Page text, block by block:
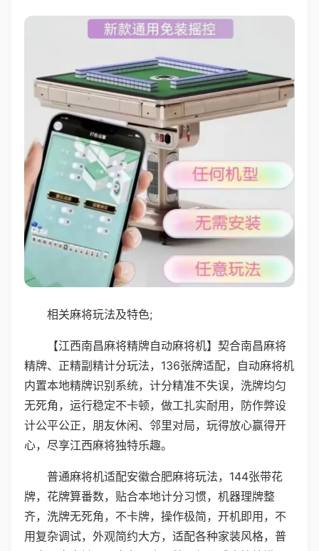
相关麻将玩法及特色;
【江西南昌麻将精牌自动麻将机】契合南昌麻将
精牌、正精副精计分玩法，136张牌适配，自动麻将机
内置本地精牌识别系统，计分精准不失误，洗牌均匀
无死角，运行稳定不卡顿，做工扎实耐用，防作弊设
计公平公正，朋友休闲、邻里对局，玩得放心赢得开
心，尽享江西麻将独特乐趣。
普通麻将机适配安徽合肥麻将玩法，144张带花
牌，花牌算番数，贴合本地计分习惯，机器理牌整
齐，洗牌无死角，不卡牌，操作极简，开机即用，不
用复杂调试，外观简约大方，适配各种家装风格，普